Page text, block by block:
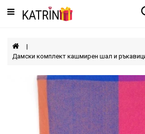
Категории
МЪЖЕ
АКСЕСОАРИ
Дамски комплект кашмирен шал и